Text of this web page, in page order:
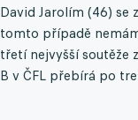
David Jarolím (46) se
tomto případě
třetí nejvyšší soutěže
B v ČFL přebírá po